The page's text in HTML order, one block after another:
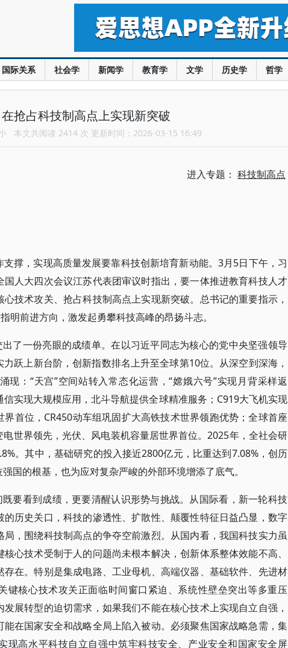
国际关系 社会学 新闻学 教育学 文学 历史学 哲学
抢占科技制高点上实现新突破
本文共阅读 2414 次 更新时间：2026-03-15 16:49
进入专题： 科技制高点
撑，实现高质量发展要靠科技创新培育新动能。3月5日下午，习
人大四次会议江苏代表团审议时指出，要一体推进教育科技人才
技术攻关、抢占科技制高点上实现新突破。总书记的重要指示，
明前进方向，激发起勇攀科技高峰的昂扬斗志。
出了一份亮眼的成绩单。在以习近平同志为核心的党中央坚强领导
跃上新台阶，创新指数排名上升至全球第10位。从深空到深海，
现：“天宫”空间站转入常态化运营，“嫦娥六号”实现月背采样返
信实现大规模应用，北斗导航提供全球精准服务；C919大飞机实现
首位，CR450动车组巩固扩大高铁技术世界领跑优势；全球首座
世界领先，光伏、风电装机容量居世界首位。2025年，全社会研
。其中，基础研究的投入接近2800亿元，比重达到7.08%，创历
国的根基，也为应对复杂严峻的外部环境增添了底气。
要看到成绩，更要清醒认识形势与挑战。从国际看，新一轮科技
历史关口，科技的渗透性、扩散性、颠覆性特征日益凸显，数字
，围绕科技制高点的争夺空前激烈。从国内看，我国科技实力虽
心技术受制于人的问题尚未根本解决，创新体系整体效能不高、
在。特别是集成电路、工业母机、高端仪器、基础软件、先进材
键核心技术攻关正面临时间窗口紧迫、系统性壁垒突出等多重压
展转型的迫切需求，如果我们不能在核心技术上实现自立自强，
在国家安全和战略全局上陷入被动。必须聚焦国家战略急需，集
现高水平科技自立自强中筑牢科技安全、产业安全和国家安全屏